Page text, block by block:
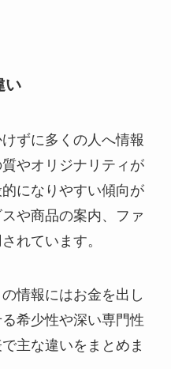
い
ずに多くの人へ情報
やオリジナリティが
になりやすい傾向が
や商品の案内、ファ
れています。
情報にはお金を出し
希少性や深い専門性
主な違いをまとめま